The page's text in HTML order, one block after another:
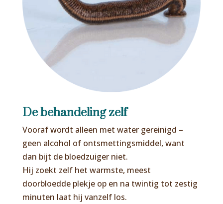
De behandeling zelf
Vooraf wordt alleen met water gereinigd –
geen alcohol of ontsmettingsmiddel, want
dan bijt de bloedzuiger niet.
Hij zoekt zelf het warmste, meest
doorbloedde plekje op en na twintig tot zestig
minuten laat hij vanzelf los.